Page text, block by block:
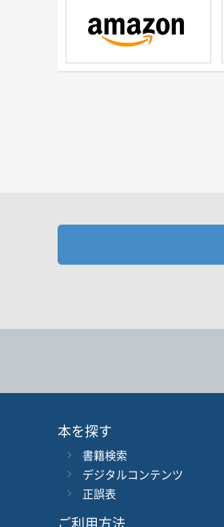
キーワード
シリーズ
ISBN
本を探す
書籍検索
デジタルコンテンツ
正誤表
ご利用方法